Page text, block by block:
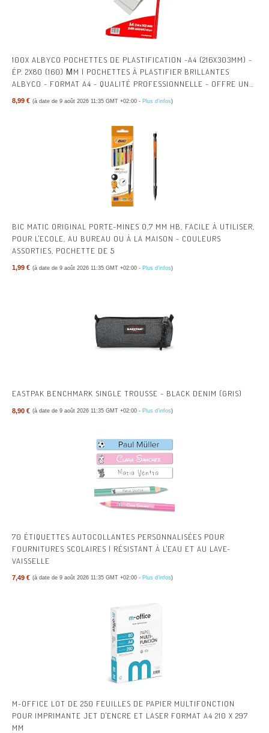
100X ALBYCO POCHETTES DE PLASTIFICATION -A4 (216X303MM) -
ÉP. 2X80 (160) ΜM | POCHETTES À PLASTIFIER BRILLANTES
ALBYCO - FORMAT A4 - QUALITÉ PROFESSIONNELLE - OFFRE UNE
8,99 € (à date de 9 août 2026 11:35 GMT +02:00 - Plus d’infos)
BIC MATIC ORIGINAL PORTE-MINES 0,7 MM HB, FACILE À UTILISER,
POUR L'ECOLE, AU BUREAU OU À LA MAISON - COULEURS
ASSORTIES, POCHETTE DE 5
1,99 € (à date de 9 août 2026 11:35 GMT +02:00 - Plus d’infos)
EASTPAK BENCHMARK SINGLE TROUSSE - BLACK DENIM (GRIS)
8,90 € (à date de 9 août 2026 11:35 GMT +02:00 - Plus d’infos)
70 ÉTIQUETTES AUTOCOLLANTES PERSONNALISÉES POUR
FOURNITURES SCOLAIRES | RÉSISTANT À L'EAU ET AU LAVE-
VAISSELLE
7,49 € (à date de 9 août 2026 11:35 GMT +02:00 - Plus d’infos)
M-OFFICE LOT DE 250 FEUILLES DE PAPIER MULTIFONCTION
POUR IMPRIMANTE JET D'ENCRE ET LASER FORMAT A4 210 X 297
MM